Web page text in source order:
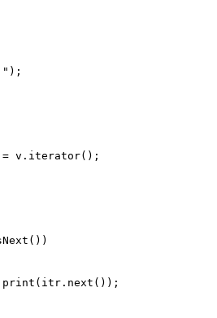
v.iterator();